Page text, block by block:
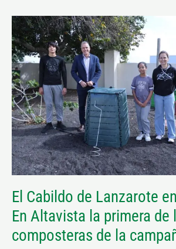
El Cabildo de Lanzarote
En Altavista la primera de
composteras de la
El
Cabildo
de
Lanzarote
entrega
al
IES
En
Altavista
la
de
las
composteras